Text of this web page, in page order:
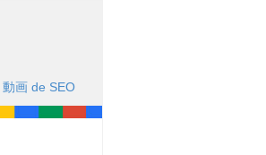
動画 de SEO